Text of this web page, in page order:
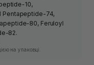
10,
Pentapeptide-74,
80, Feruloyl
82.
на упаковці.